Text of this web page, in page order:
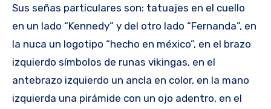
Sus señas particulares son: tatuajes en el cuello
en un lado “Kennedy” y del otro lado “Fernanda”, en
la nuca un logotipo “hecho en méxico”, en el brazo
izquierdo símbolos de runas vikingas, en el
antebrazo izquierdo un ancla en color, en la mano
izquierda una pirámide con un ojo adentro, en el